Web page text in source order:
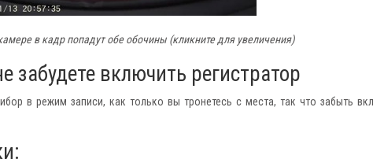
в кадр попадут обе обочины (кликните для увеличения)
забудете включить регистратор
в режим записи, как только вы тронетесь с места, так что забыть